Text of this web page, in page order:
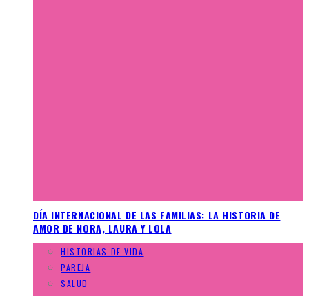
DÍA INTERNACIONAL DE LAS FAMILIAS: LA HISTORIA DE
AMOR DE NORA, LAURA Y LOLA
HISTORIAS DE VIDA
PAREJA
SALUD